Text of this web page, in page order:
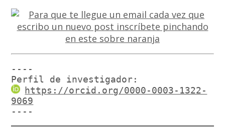
----
Perfil de investigador:
https://orcid.org/0000-0003-1322-
9069
----